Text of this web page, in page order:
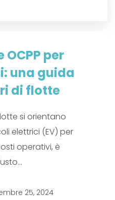
per
una guida
di flotte
si orientano
elettrici (EV) per
operativi, è
25, 2024